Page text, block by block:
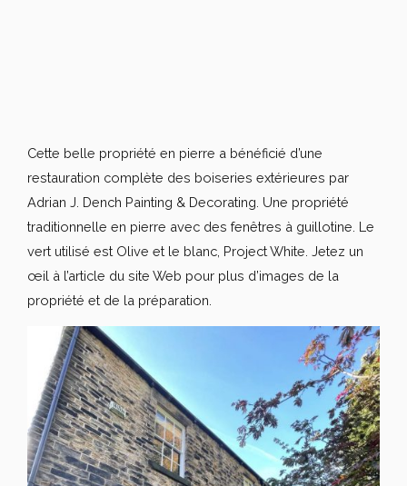
Cette belle propriété en pierre a bénéficié d’une
restauration complète des boiseries extérieures par
Adrian J. Dench Painting & Decorating. Une propriété
traditionnelle en pierre avec des fenêtres à guillotine. Le
vert utilisé est Olive et le blanc, Project White. Jetez un
œil à l’article du site Web pour plus d’images de la
propriété et de la préparation.